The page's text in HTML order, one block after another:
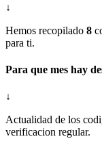
↓
Hemos recopilado 8
para ti.
Para que mes hay
↓
Actualidad de los
verificacion regular.